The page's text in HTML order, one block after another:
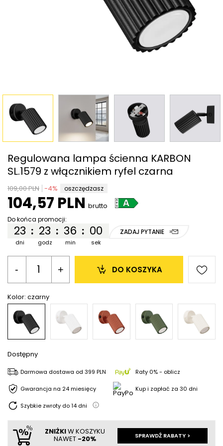
Regulowana lampa ścienna KARBON
SL.1579 z włącznikiem ryfel czarna
109,00 PLN -4% oszczędzasz
104,57 PLN brutto
Do końca promocji:
:
dni
23 :
godz
23 :
min
36
sek
00 ZADAJ PYTANIE
Kolor: czarny
- + DO KOSZYKA
Dostępny
Darmowa dostawa od 399 PLN Raty 0% - oblicz
Gwarancja na 24 miesięcy Kup i zapłać za 30 dni
Szybkie zwroty do14 dni
ZNIŻKIW KOSZYKU
NAWET -20% SPRAWDŹ RABATY >